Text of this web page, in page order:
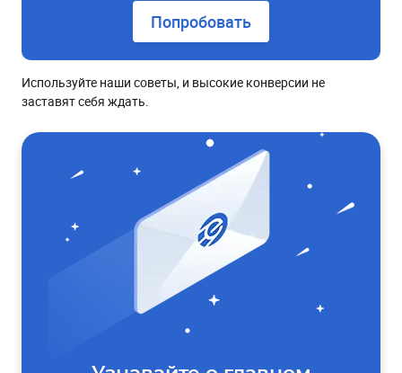
Попробовать
Используйте наши советы, и высокие конверсии не
заставят себя ждать.